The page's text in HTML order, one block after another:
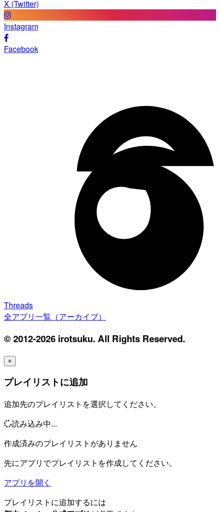
X (Twitter)
Instagram
Facebook
Threads
全アプリ一覧（アーカイブ）
© 2012-2026 irotsuku. All Rights Reserved.
×
プレイリストに追加
追加先のプレイリストを選択してください。
読み込み中...
作成済みのプレイリストがありません
先にアプリでプレイリストを作成してください。
アプリを開く
プレイリストに追加するには